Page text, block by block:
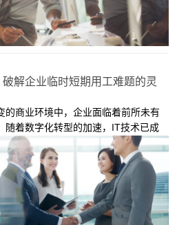
破解企业临时短期用工难题的灵
的商业环境中，企业面临着前所未有
随着数字化转型的加速，IT技术已成
核心要素之一。然而，面对项目周期
术需求的快速迭代以及市场环境的频
IT人力资源配置上常常陷入两难境
期雇佣全职IT人员成本高昂，且在项
资源闲置；另一方面，临时性、短期
难以通过内部团队迅速响应。